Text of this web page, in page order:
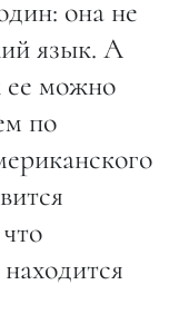
она не
язык. А
ее можно
по